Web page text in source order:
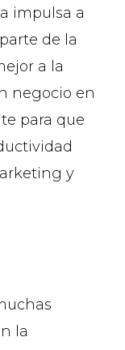
impulsa a
de la
a la
negocio en
para que
y
la